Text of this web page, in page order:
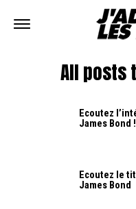
All posts
Ecoutez
James Bond
Ecoutez le
James Bond